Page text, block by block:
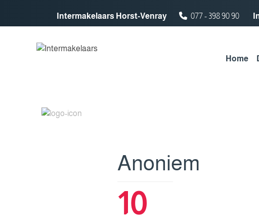
Intermakelaars Horst-Venray
077 - 398 90 90
Home
Anoniem
10